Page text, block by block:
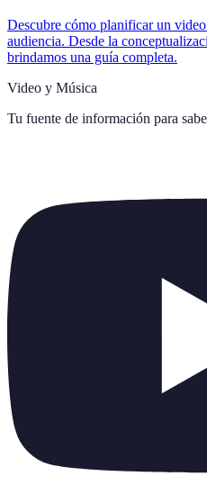
Descubre cómo planificar un
audiencia. Desde la
brindamos una guía completa.
Video y Música
Tu fuente de información para